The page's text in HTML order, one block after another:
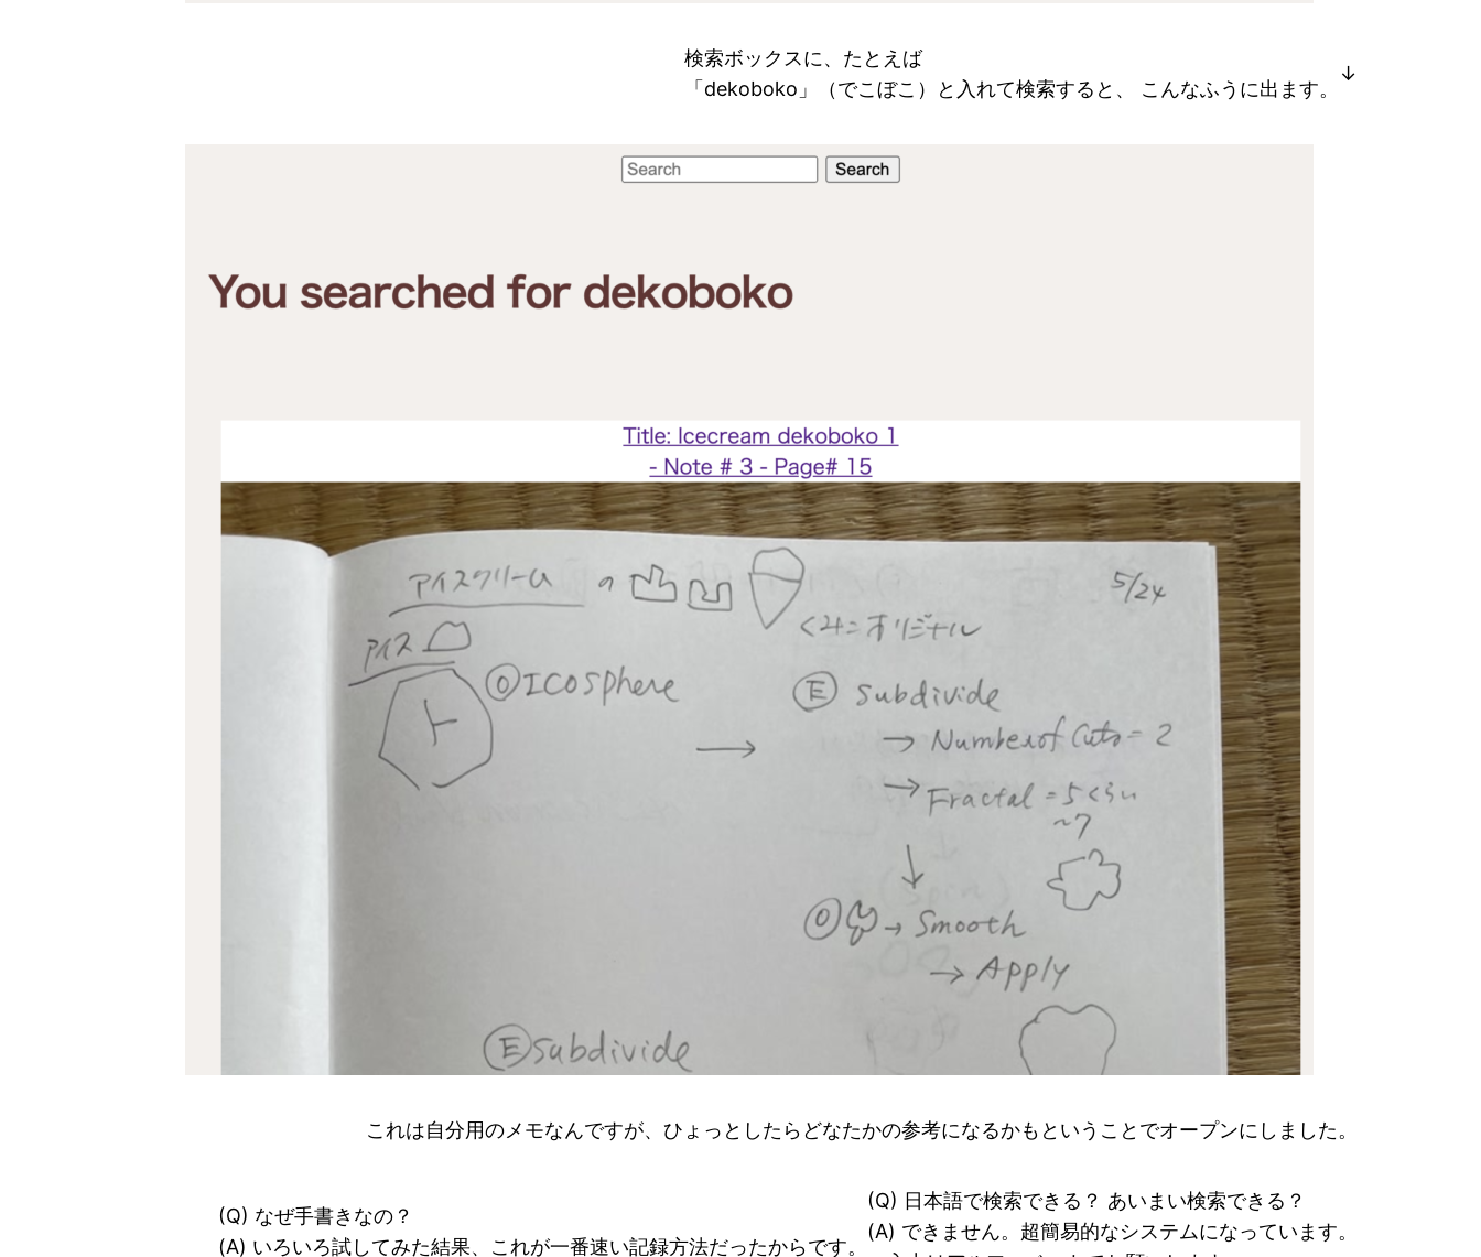
検索ボックスに、たとえば
「dekoboko」（でこぼこ）と入れて検索すると、 こんなふうに出ます。
↓
これは自分用のメモなんですが、ひょっとしたらどなたかの参考になるかもということでオープンにしました。
(Q) なぜ手書きなの？
(A) いろいろ試してみた結果、これが一番速い記録方法だったからです。
(Q) 日本語で検索できる？ あいまい検索できる？
(A) できません。超簡易的なシステムになっています。